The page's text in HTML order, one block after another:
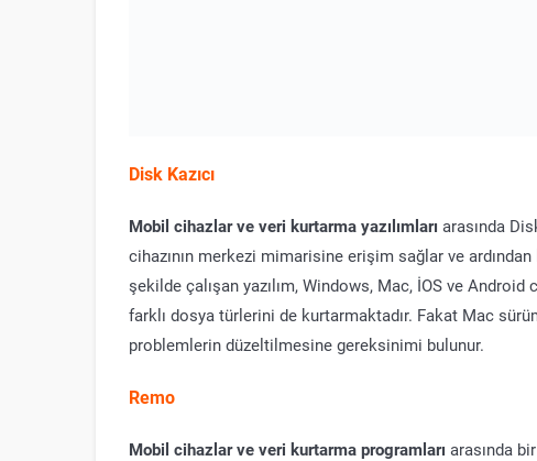
Disk Kazıcı
Mobil cihazlar ve veri kurtarma yazılımları arasında
cihazının merkezi mimarisine erişim sağlar ve
şekilde çalışan yazılım, Windows, Mac, İOS ve
farklı dosya türlerini de kurtarmaktadır. Fakat Mac
problemlerin düzeltilmesine gereksinimi bulunur.
Remo
Mobil cihazlar ve veri kurtarma programları arasında